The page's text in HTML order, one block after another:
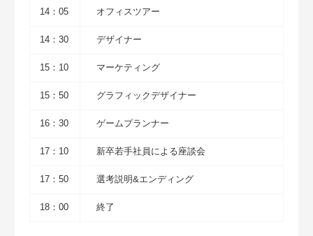
14：05 オフィスツアー
14：30 デザイナー
15：10 マーケティング
15：50 グラフィックデザイナー
16：30 ゲームプランナー
17：10 新卒若手社員による座談会
17：50 選考説明&エンディング
18：00 終了